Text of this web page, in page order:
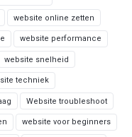
website online zetten
website performance
website snelheid
techniek
Website troubleshoot
website voor beginners